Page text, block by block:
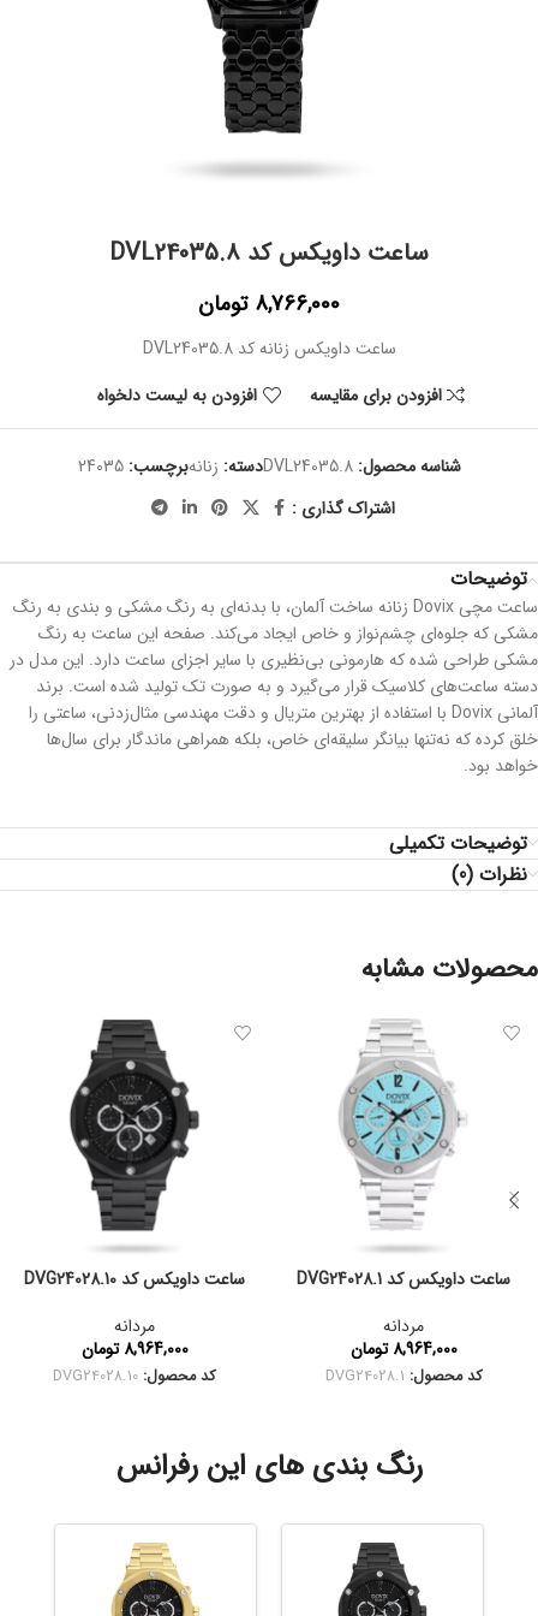
ساعت داویکس کد DVL24035.8
8,766,000 تومان
ساعت داویکس زنانه کد DVL24035.8
افزودن برای مقایسه
افزودن به لیست دلخواه
شناسه محصول:DVL24035.8دسته: زنانهبرچسب: 24035
اشتراک گذاری :
توضیحات
ساعت مچی Dovix زنانه ساخت آلمان، با بدنه‌ای به رنگ مشکی و بندی به رنگ
مشکی که جلوه‌ای چشم‌نواز و خاص ایجاد می‌کند. صفحه این ساعت به رنگ
مشکی طراحی شده که هارمونی بی‌نظیری با سایر اجزای ساعت دارد. این مدل در
دسته ساعت‌های کلاسیک قرار می‌گیرد و به صورت تک تولید شده است. برند
آلمانی Dovix با استفاده از بهترین متریال و دقت مهندسی مثال‌زدنی، ساعتی را
خلق کرده که نه‌تنها بیانگر سلیقه‌ای خاص، بلکه همراهی ماندگار برای سال‌ها
خواهد بود.
توضیحات تکمیلی
نظرات (0)
محصولات مشابه
ساعت داویکس کد DVG24028.1
مردانه
8,964,000 تومان
کد محصول: DVG24028.1
ساعت داویکس کد DVG24028.10
مردانه
8,964,000 تومان
کد محصول: DVG24028.10
رنگ بندی های این رفرانس